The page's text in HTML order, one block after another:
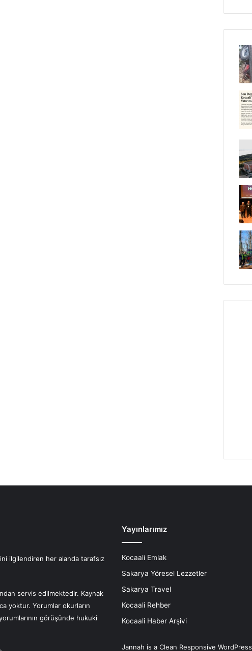
ilgilendiren her alanda tarafsız
servis edilmektedir. Kaynak
yoktur. Yorumlar okurların
görüşünde hukuki
Yayınlarımız
Kocaali Emlak
Sakarya Yöresel Lezzetler
Sakarya Travel
Kocaali Rehber
Kocaali Haber Arşivi
Jannah is a Clean Responsive WordPress